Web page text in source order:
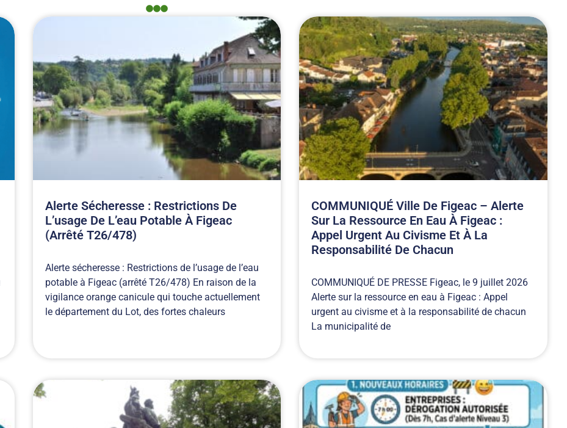
Alerte Sécheresse : Restrictions De
L’usage De L’eau Potable À Figeac
(arrêté T26/478)
Alerte sécheresse : Restrictions de l’usage de l’eau
potable à Figeac (arrêté T26/478) En raison de la
vigilance orange canicule qui touche actuellement
le département du Lot, des fortes chaleurs
COMMUNIQUÉ Ville De Figeac – Alerte
Sur La Ressource En Eau À Figeac :
Appel Urgent Au Civisme Et À La
Responsabilité De Chacun
COMMUNIQUÉ DE PRESSE Figeac, le 9 juillet 2026
Alerte sur la ressource en eau à Figeac : Appel
urgent au civisme et à la responsabilité de chacun
La municipalité de